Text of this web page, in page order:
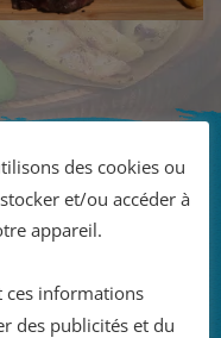
MESURE
mesure pour un
des cookies ou
et/ou accéder à
appareil.
ces informations
des publicités et du